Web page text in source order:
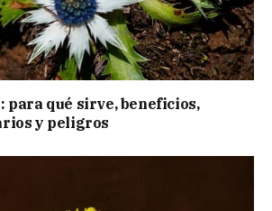
para qué sirve, beneficios,
y peligros